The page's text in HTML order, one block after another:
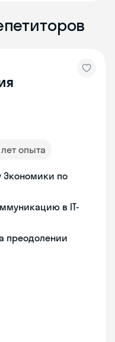
опыта
по
в IT-
преодолении